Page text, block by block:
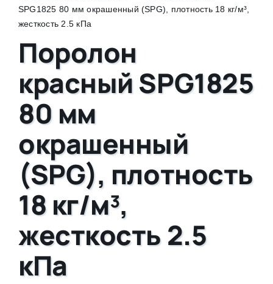
SPG1825 80 мм окрашенный (SPG), плотность 18 кг/м³,
жесткость 2.5 кПа
Поролон
красный SPG1825
80 мм
окрашенный
(SPG), плотность
18 кг/м³,
жесткость 2.5
кПа